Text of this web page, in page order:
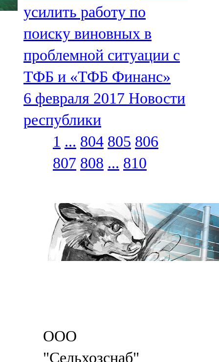
усилить работу по
поиску виновных в
проблемной ситуации с
ТФБ и «ТФБ Финанс»
6 февраля 2017 Новости
республики
1 ... 804 805 806
807 808 ... 810
ООО
"Сельхозснаб"